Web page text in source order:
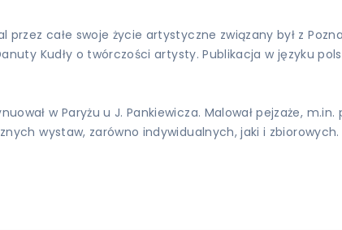
całe swoje życie artystyczne związany był z
Kudły o twórczości artysty. Publikacja w języku
w Paryżu u J. Pankiewicza. Malował pejzaże,
wystaw, zarówno indywidualnych, jaki i